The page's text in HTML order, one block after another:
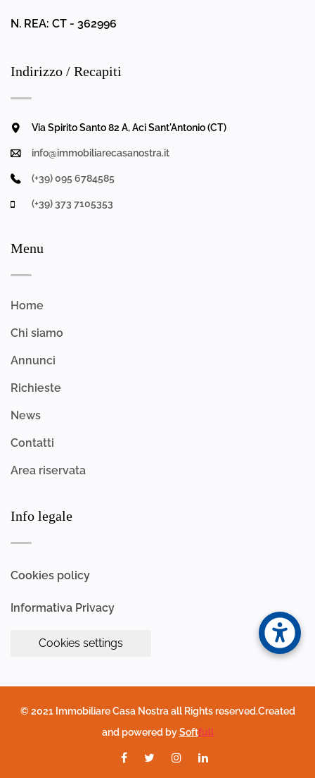
N. REA: CT - 362996
Indirizzo / Recapiti
Via Spirito Santo 82 A, Aci Sant'Antonio (CT)
info@immobiliarecasanostra.it
(+39) 095 6784585
(+39) 373 7105353
Menu
Home
Chi siamo
Annunci
Richieste
News
Contatti
Area riservata
Info legale
Cookies policy
Informativa Privacy
Cookies settings
© 2021 Immobiliare Casa Nostra all Rights reserved.Created
and powered bySoftfull